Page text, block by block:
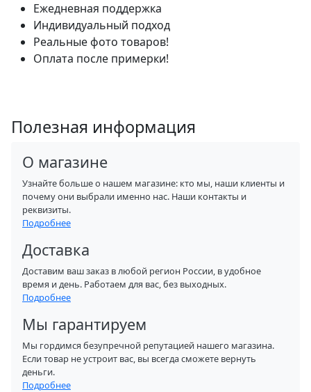
Ежедневная поддержка
Индивидуальный подход
Реальные фото товаров!
Оплата после примерки!
Полезная информация
О магазине
Узнайте больше о нашем магазине: кто мы, наши клиенты и
почему они выбрали именно нас. Наши контакты и
реквизиты.
Подробнее
Доставка
Доставим ваш заказ в любой регион России, в удобное
время и день. Работаем для вас, без выходных.
Подробнее
Мы гарантируем
Мы гордимся безупречной репутацией нашего магазина.
Если товар не устроит вас, вы всегда сможете вернуть
деньги.
Подробнее